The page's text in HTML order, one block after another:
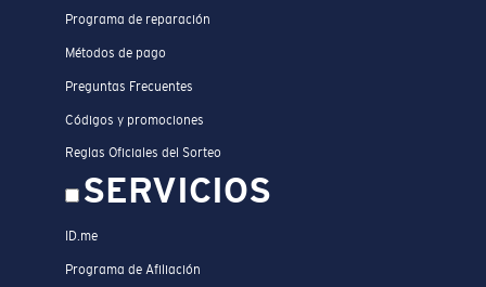
Programa de reparación
Métodos de pago
Preguntas Frecuentes
Códigos y promociones
Reglas Oficiales del Sorteo
SERVICIOS
ID.me
Programa de Afiliación